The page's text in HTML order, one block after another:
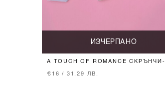
ИЗЧЕРПАНО
A TOUCH OF ROMANCE СКРЪНЧИ-
€16 / 31.29 ЛВ.